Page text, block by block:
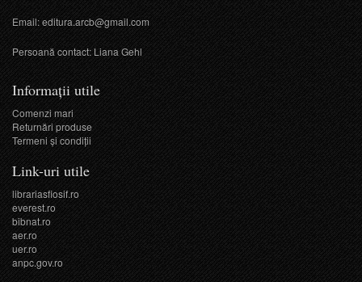
Email:editura.arcb@gmail.com
Persoană contact: Liana Gehl
Informații utile
Comenzi mari
Returnări produse
Termeni şi condiţii
Link-uri utile
librariasfiosif.ro
everest.ro
bibnat.ro
aer.ro
uer.ro
anpc.gov.ro